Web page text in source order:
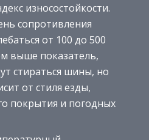
износостойкости.
сопротивления
от 100 до 500
выше показатель,
стираться шины, но
от стиля езды,
покрытия и погодных